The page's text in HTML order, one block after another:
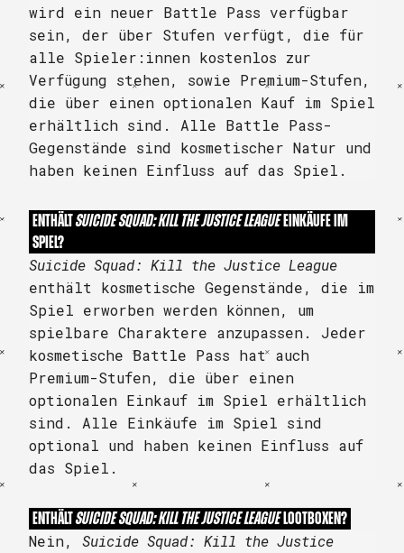
wird ein neuer Battle Pass verfügbar
sein, der über Stufen verfügt, die für
alle Spieler:innen kostenlos zur
Verfügung stehen, sowie Premium-Stufen,
die über einen optionalen Kauf im Spiel
erhältlich sind. Alle Battle Pass-
Gegenstände sind kosmetischer Natur und
haben keinen Einfluss auf das Spiel.
ENTHÄLTSUICIDE SQUAD: KILL THE JUSTICE LEAGUEEINKÄUFE IM
SPIEL?
Suicide Squad: Kill the Justice League
enthält kosmetische Gegenstände, die im
Spiel erworben werden können, um
spielbare Charaktere anzupassen. Jeder
kosmetische Battle Pass hat auch
Premium-Stufen, die über einen
optionalen Einkauf im Spiel erhältlich
sind. Alle Einkäufe im Spiel sind
optional und haben keinen Einfluss auf
das Spiel.
ENTHÄLTSUICIDE SQUAD: KILL THE JUSTICE LEAGUELOOTBOXEN?
Nein, Suicide Squad: Kill the Justice